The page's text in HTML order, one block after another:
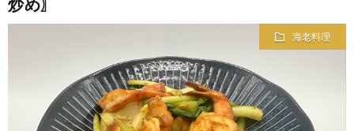
炒め〗
海老料理